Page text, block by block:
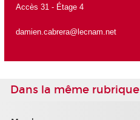
Accès 31 - Étage 4
damien.cabrera@lecnam.net
Dans la même rubrique